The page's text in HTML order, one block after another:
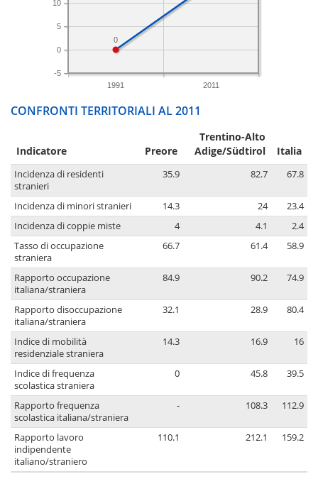
1991 2011
-5
0
5
10
0
CONFRONTI TERRITORIALI AL 2011
Indicatore Preore
Trentino-Alto
Adige/Südtirol
Italia
Incidenza di residenti
stranieri
35.9 82.7 67.8
Incidenza di minori stranieri 14.3 24
23.4
Incidenza di coppie miste
4 4.1
2.4
Tasso di occupazione
straniera
66.7 61.4 58.9
Rapporto occupazione
italiana/straniera
84.9 90.2 74.9
Rapporto disoccupazione
italiana/straniera
32.1 28.9 80.4
Indice di mobilità
residenziale straniera
14.3 16.9 16
Indice di frequenza
scolastica straniera
0 45.8 39.5
Rapporto frequenza
scolastica italiana/straniera
- 108.3 112.9
Rapporto lavoro
indipendente
italiano/straniero
110.1 212.1 159.2